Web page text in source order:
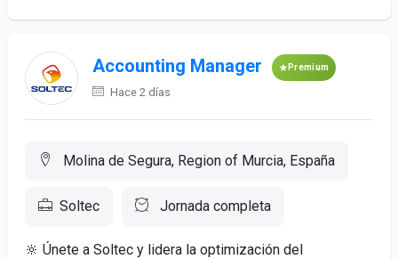
Accounting Manager Premium
Hace 2 días
Molina de Segura, Region of Murcia, España
Soltec Jornada completa
🔆 Únete a Soltec y lidera la optimización del